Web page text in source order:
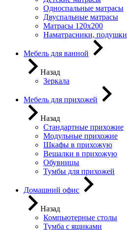
Односпальные матрасы
Двуспальные матрасы
Матрасы 120х200
Наматрасники, подушки
Мебель для ванной
Назад
Зеркала
Мебель для прихожей
Назад
Стандартные прихожие
Модульные прихожие
Шкафы в прихожую
Вешалки в прихожую
Обувницы
Тумбы для прихожей
Домашний офис
Назад
Компьютерные столы
Тумба с ящиками